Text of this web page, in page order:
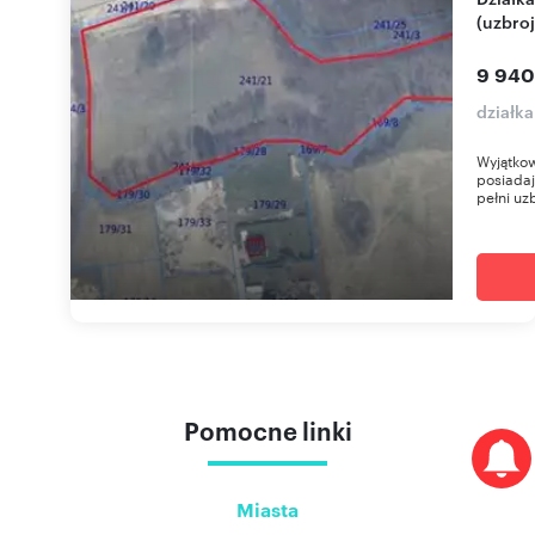
9
pełni
Pomocne linki
Miasta